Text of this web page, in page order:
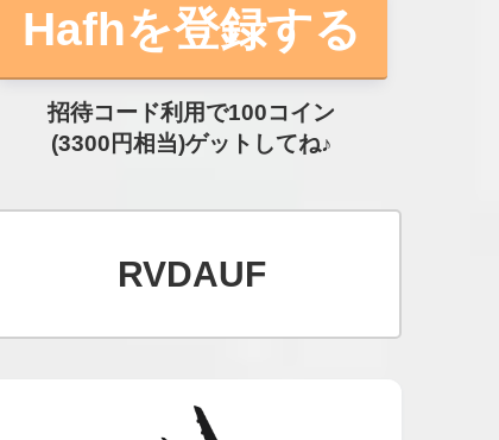
Hafhを登録する
招待コード利用で100コイン
(3300円相当)ゲットしてね♪
RVDAUF